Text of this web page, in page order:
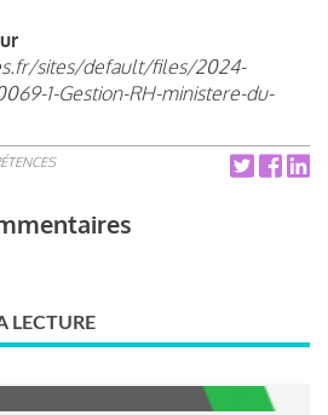
sites/default/files/2024-
1-Gestion-RH-ministere-du-
LECTURE